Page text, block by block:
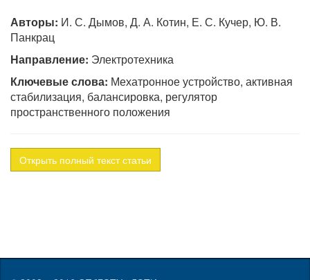
Авторы: И. С. Дымов, Д. А. Котин, Е. С. Кучер, Ю. В.
Панкрац
Направление: Электротехника
Ключевые слова: Мехатронное устройство, активная
стабилизация, балансировка, регулятор
пространственного положения
Открыть полный текст статьи